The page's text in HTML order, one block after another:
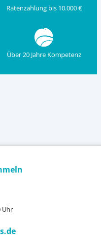
Ratenzahlung bis 10.000 €
Über 20 Jahre Kompetenz
Uhr